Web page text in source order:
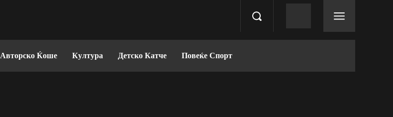
Авторско Ќоше Култура Детско Катче Повеќе Спорт